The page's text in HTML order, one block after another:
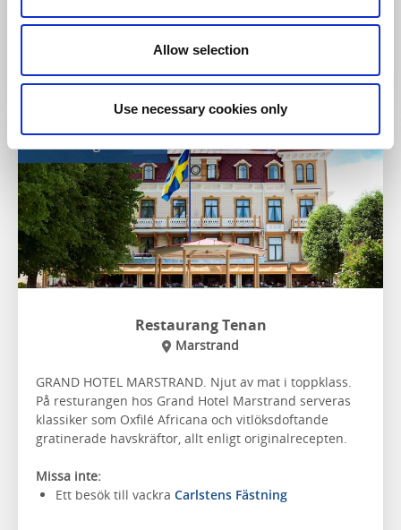
Allow selection
Use necessary cookies only
Till hemsidan
Restaurang Tenan
Marstrand
GRAND HOTEL MARSTRAND. Njut av mat i toppklass.
På resturangen hos Grand Hotel Marstrand serveras
klassiker som Oxfilé Africana och vitlöksdoftande
gratinerade havskräftor, allt enligt originalrecepten.
Missa inte:
Ett besök till vackra Carlstens Fästning